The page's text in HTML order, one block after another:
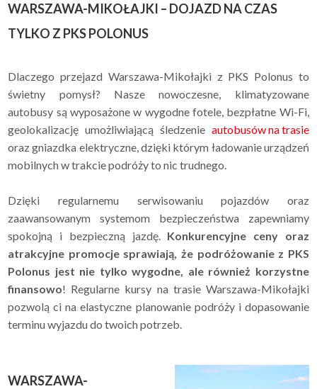
WARSZAWA-MIKOŁAJKI – DOJAZD NA CZAS
TYLKO Z PKS POLONUS
Dlaczego przejazd Warszawa-Mikołajki z PKS Polonus to
świetny pomysł? Nasze nowoczesne, klimatyzowane
autobusy są wyposażone w wygodne fotele, bezpłatne Wi-Fi,
geolokalizację umożliwiającą śledzenie autobusów na trasie
oraz gniazdka elektryczne, dzięki którym ładowanie urządzeń
mobilnych w trakcie podróży to nic trudnego.
Dzięki regularnemu serwisowaniu pojazdów oraz
zaawansowanym systemom bezpieczeństwa zapewniamy
spokojną i bezpieczną jazdę. Konkurencyjne ceny oraz
atrakcyjne promocje sprawiają, że podróżowanie z PKS
Polonus jest nie tylko wygodne, ale również korzystne
finansowo! Regularne kursy na trasie Warszawa-Mikołajki
pozwolą ci na elastyczne planowanie podróży i dopasowanie
terminu wyjazdu do twoich potrzeb.
WARSZAWA-